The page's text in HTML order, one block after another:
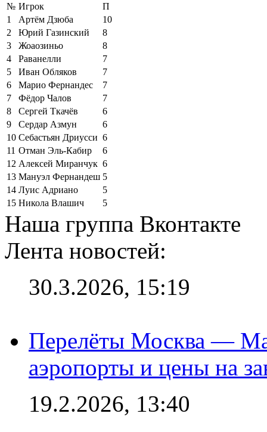
№ Игрок
П
1
Артём Дзюба
10
2
Юрий Газинский
8
3
Жоаозиньо
8
4
Раванелли
7
5
Иван Обляков
7
6
Марио Фернандес
7
7
Фёдор Чалов
7
8
Сергей Ткачёв
6
9
Сердар Азмун
6
10 Себастьян Дриусси 6
11 Отман Эль-Кабир
6
12 Алексей Миранчук 6
13 Мануэл Фернандеш 5
14 Луис Адриано
5
15 Никола Влашич 5
Наша группа Вконтакте
Лента новостей:
30.3.2026, 15:19
Перелёты Москва —
аэропорты и цены на
19.2.2026, 13:40